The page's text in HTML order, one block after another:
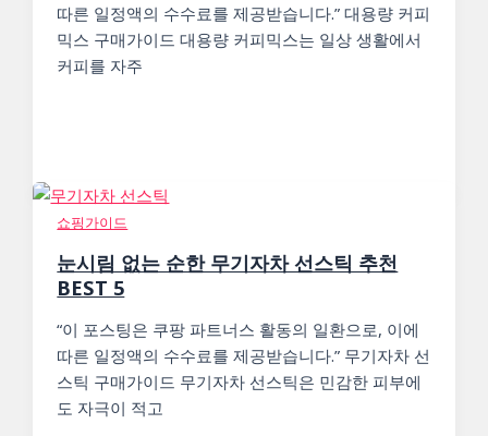
따른 일정액의 수수료를 제공받습니다.” 대용량 커피
믹스 구매가이드 대용량 커피믹스는 일상 생활에서
커피를 자주
쇼핑가이드
눈시림 없는 순한 무기자차 선스틱 추천
BEST 5
“이 포스팅은 쿠팡 파트너스 활동의 일환으로, 이에
따른 일정액의 수수료를 제공받습니다.” 무기자차 선
스틱 구매가이드 무기자차 선스틱은 민감한 피부에
도 자극이 적고